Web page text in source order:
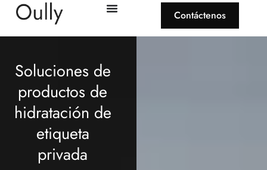
Contáctenos
Soluciones de
productos de
hidratación de
etiqueta
privada